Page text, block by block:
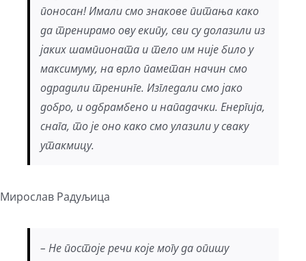
поносан! Имали смо знакове питања како
да тренирамо ову екипу, сви су долазили из
јаких шампионата и тело им није било у
максимуму, на врло паметан начин смо
одрадили тренинге. Изгледали смо јако
добро, и одбрамбено и нападачки. Енергија,
снага, то је оно како смо улазили у сваку
утакмицу.
Мирослав Радуљица
– Не постоје речи које могу да опишу